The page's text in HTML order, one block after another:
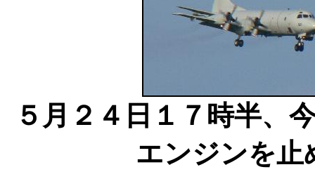
５月２４日１７時半、
エンジンを止